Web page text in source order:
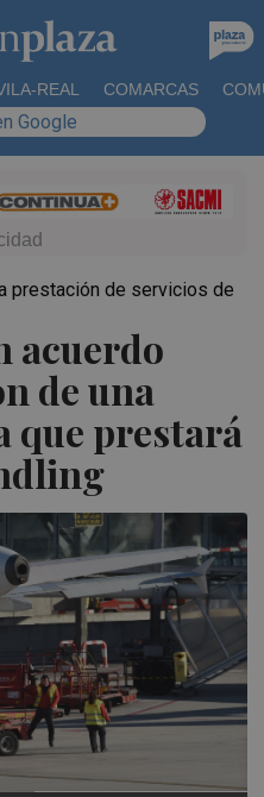
REAL COMARCAS
Google
acuerdo
de una
que prestará
prestación de servicios de